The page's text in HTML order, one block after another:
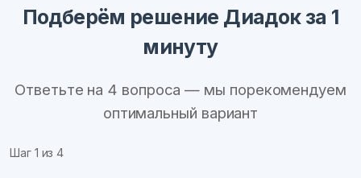
Подберём решение Диадок за 1
минуту
Ответьте на 4 вопроса — мы порекомендуем
оптимальный вариант
Шаг 1 из 4